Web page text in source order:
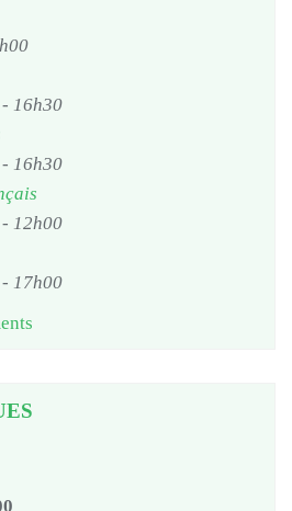
- 16h30
- 16h30
- 12h00
- 17h00